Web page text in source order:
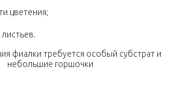
цветения;
фиалки требуется особый субстрат и
небольшие горшочки